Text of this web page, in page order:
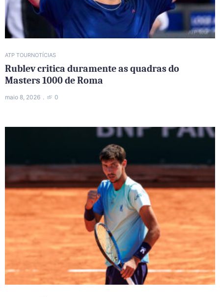
ATP TOURNOTÍCIAS
Rublev critica duramente as quadras do
Masters 1000 de Roma
maio 8, 2026 0